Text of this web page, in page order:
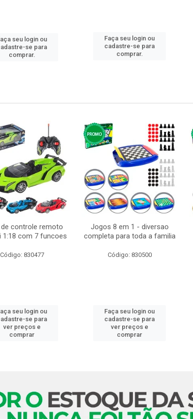
seu login ou
se para
comprar.
Faça seu login ou
cadastre-se para
comprar.
controle remoto
1:18 com 7 funcoes
Código: 830477
seu login ou
se para
ver preços e
comprar
Jogos 8 em 1 - diversao
completa para toda a familia
Código: 830500
Faça seu login ou
cadastre-se para
ver preços e
comprar